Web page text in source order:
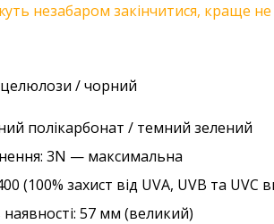
незабаром закінчитися, краще не
/ чорний
полікарбонат / темний зелений
: 3N — максимальна
(100% захист від UVA, UVB та
57 мм (великий)